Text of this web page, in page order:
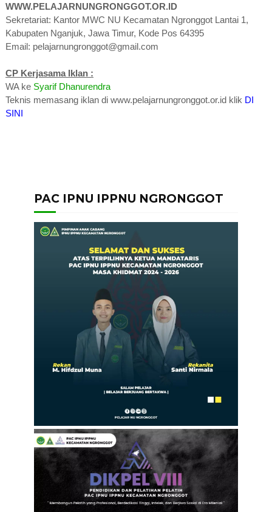
WWW.PELAJARNUNGRONGGOT.OR.ID
Sekretariat: Kantor MWC NU Kecamatan Ngronggot Lantai 1,
Kabupaten Nganjuk, Jawa Timur, Kode Pos 64395
Email: pelajarnungronggot@gmail.com
CP Kerjasama Iklan :
WA ke Syarif Dhanurendra
Teknis memasang iklan di www.pelajarnungronggot.or.id klik DI
SINI
PAC IPNU IPPNU NGRONGGOT